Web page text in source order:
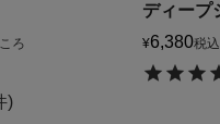
ろ
)
ディープ
¥6,380税込